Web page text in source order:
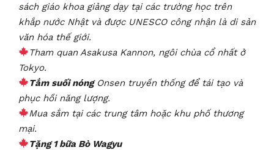
sách giáo khoa giảng dạy tại các trường học trên
khắp nước Nhật và được UNESCO công nhận là di sản
văn hóa thế giới.
Tham quan Asakusa Kannon, ngôi chùa cổ nhất ở
Tokyo.
Tắm suối nóngOnsen truyền thốngđể tái tạo và
phục hồi năng lượng.
Mua sắm tại các trung tâm hoặc khu phố thương
mại.
Tặng 1 bữa Bò Wagyu